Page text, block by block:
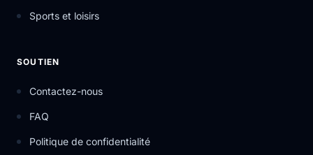
Sports et loisirs
SOUTIEN
Contactez-nous
FAQ
Politique de confidentialité